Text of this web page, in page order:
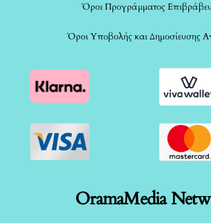
Όροι Προγράμματος
Όροι Υποβολής και Δημοσίευσης
OramaMedia